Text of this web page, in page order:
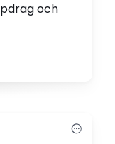
och